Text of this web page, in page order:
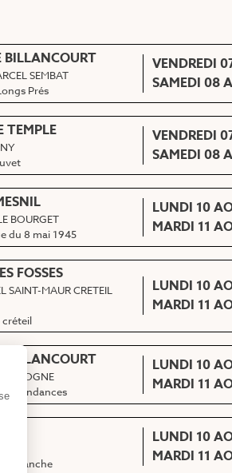
BILLANCOURT
SEMBAT
Prés
VENDREDI
SAMEDI 08
TEMPLE
VENDREDI
SAMEDI 08
BOURGET
du 8 mai 1945
LUNDI 10
MARDI 11
FOSSES
SAINT-MAUR CRETEIL
créteil
LUNDI 10
MARDI 11
BILLANCOURT
Abondances
LUNDI 10
MARDI 11
Blanche
LUNDI 10
MARDI 11